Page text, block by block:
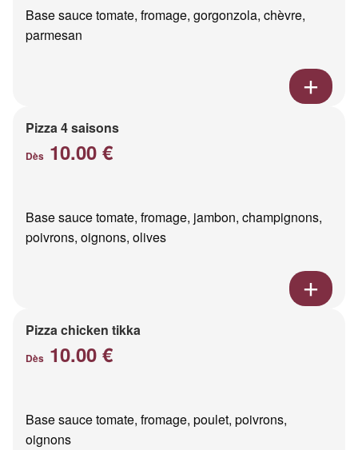
Base sauce tomate, fromage, gorgonzola, chèvre,
parmesan
Pizza 4 saisons
Dès 10.00 €
Base sauce tomate, fromage, jambon, champignons,
poivrons, oignons, olives
Pizza chicken tikka
Dès 10.00 €
Base sauce tomate, fromage, poulet, poivrons,
oignons